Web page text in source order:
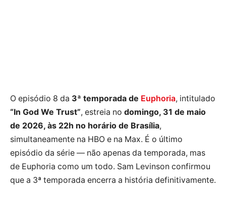
O episódio 8 da 3ª temporada de Euphoria, intitulado
“In God We Trust”, estreia no domingo, 31 de maio
de 2026, às 22h no horário de Brasília,
simultaneamente na HBO e na Max. É o último
episódio da série — não apenas da temporada, mas
de Euphoria como um todo. Sam Levinson confirmou
que a 3ª temporada encerra a história definitivamente.